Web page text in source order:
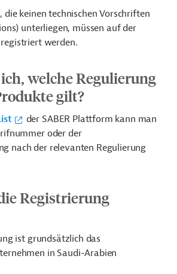
die keinen technischen Vorschriften
unterliegen, müssen auf der
werden.
welche Regulierung
gilt?
der SABER Plattform kann man
oder der
nach der relevanten Regulierung
Registrierung
ist grundsätzlich das
in Saudi-Arabien